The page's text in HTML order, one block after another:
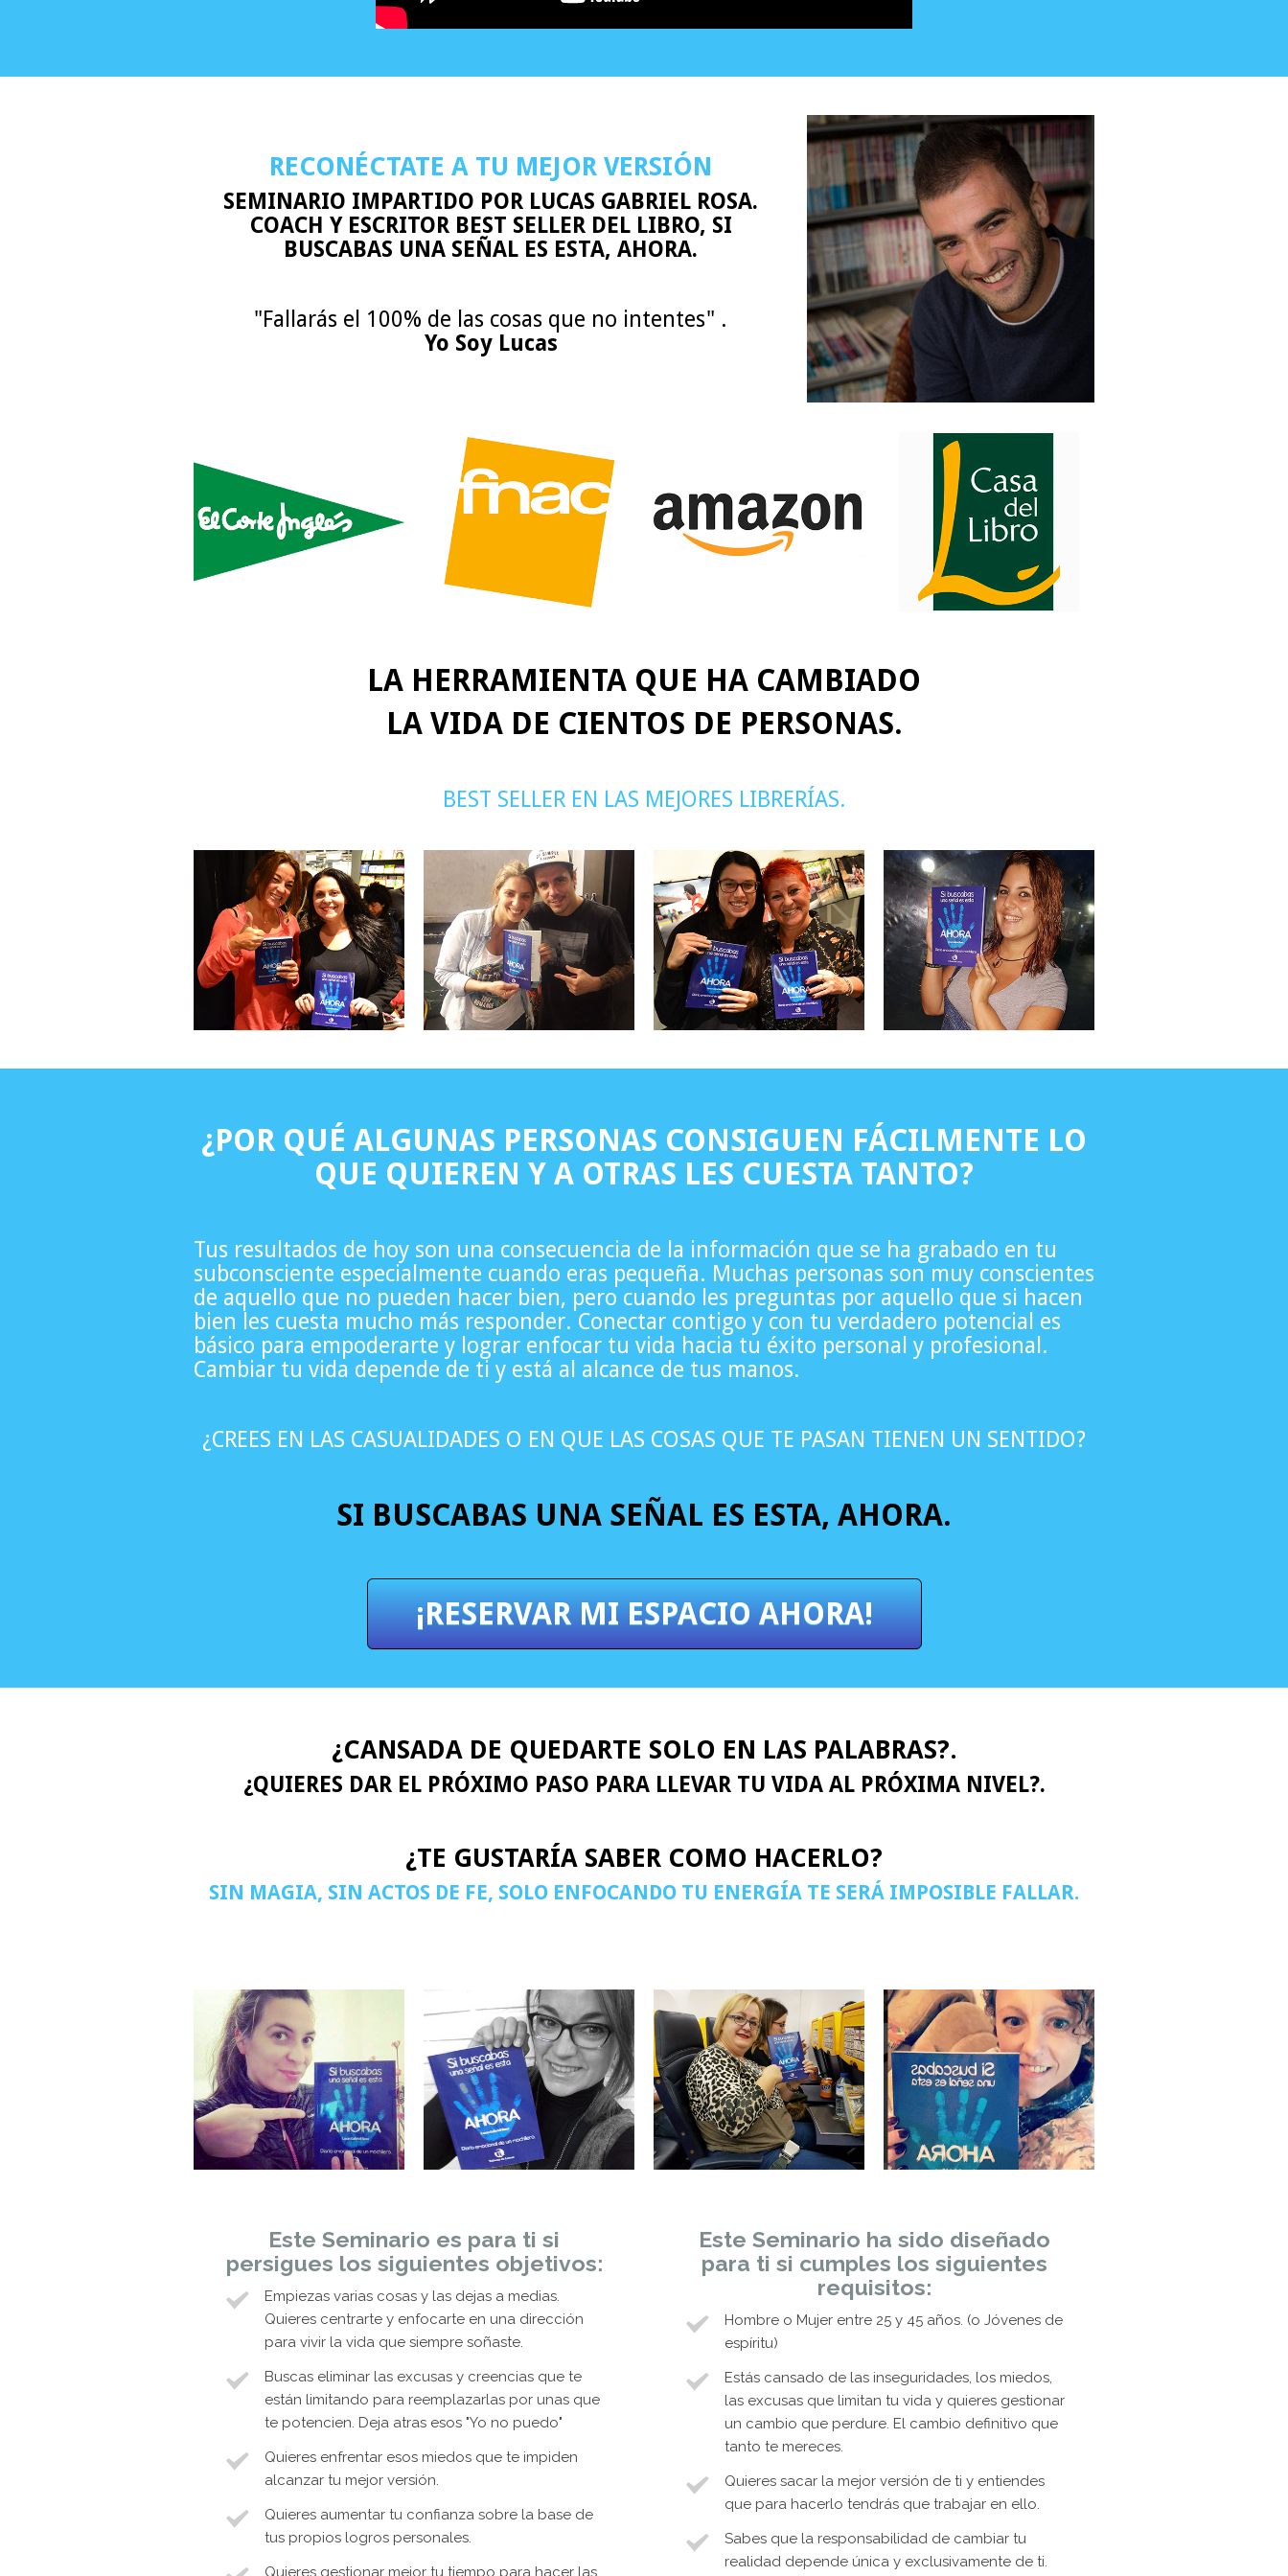
RECONÉCTATE A TU MEJOR VERSIÓN
SEMINARIO IMPARTIDO POR LUCAS GABRIEL ROSA.
COACH Y ESCRITOR BEST SELLER DEL LIBRO, SI
BUSCABAS UNA SEÑAL ES ESTA, AHORA.
"Fallarás el 100% de las cosas que no intentes" .
Yo Soy Lucas
LA HERRAMIENTA QUE HA CAMBIADO
LA VIDA DE CIENTOS DE PERSONAS.
BEST SELLER EN LAS MEJORES LIBRERÍAS.
¿POR QUÉ ALGUNAS PERSONAS CONSIGUEN FÁCILMENTE LO
QUE QUIEREN Y A OTRAS LES CUESTA TANTO?
Tus resultados de hoy son una consecuencia de la información que se ha grabado en tu
subconsciente especialmente cuando eras pequeña. Muchas personas son muy conscientes
de aquello que no pueden hacer bien, pero cuando les preguntas por aquello que si hacen
bien les cuesta mucho más responder. Conectar contigo y con tu verdadero potencial es
básico para empoderarte y lograr enfocar tu vida hacia tu éxito personal y profesional.
Cambiar tu vida depende de ti y está al alcance de tus manos.
¿CREES EN LAS CASUALIDADES O EN QUE LAS COSAS QUE TE PASAN TIENEN UN SENTIDO?
SI BUSCABAS UNA SEÑAL ES ESTA, AHORA.
¡RESERVAR MI ESPACIO AHORA!
¿CANSADA DE QUEDARTE SOLO EN LAS PALABRAS?.
¿QUIERES DAR EL PRÓXIMO PASO PARA LLEVAR TU VIDA AL PRÓXIMA NIVEL?.
¿TE GUSTARÍA SABER COMO HACERLO?
SIN MAGIA, SIN ACTOS DE FE, SOLO ENFOCANDO TU ENERGÍA TE SERÁ IMPOSIBLE FALLAR.
Este Seminario es para ti si
persigues los siguientes objetivos:
Empiezas varias cosas y las dejas a medias.
Quieres centrarte y enfocarte en una dirección
para vivir la vida que siempre soñaste.
Buscas eliminar las excusas y creencias que te
están limitando para reemplazarlas por unas que
te potencien. Deja atras esos "Yo no puedo"
Quieres enfrentar esos miedos que te impiden
alcanzar tu mejor versión.
Quieres aumentar tu confianza sobre la base de
tus propios logros personales.
Quieres gestionar mejor tu tiempo para hacer las
Este Seminario ha sido diseñado
para ti si cumples los siguientes
requisitos:
Hombre o Mujer entre 25 y 45 años. (o Jóvenes de
espíritu)
Estás cansado de las inseguridades, los miedos,
las excusas que limitan tu vida y quieres gestionar
un cambio que perdure. El cambio definitivo que
tanto te mereces.
Quieres sacar la mejor versión de ti y entiendes
que para hacerlo tendrás que trabajar en ello.
Sabes que la responsabilidad de cambiar tu
realidad depende única y exclusivamente de ti.